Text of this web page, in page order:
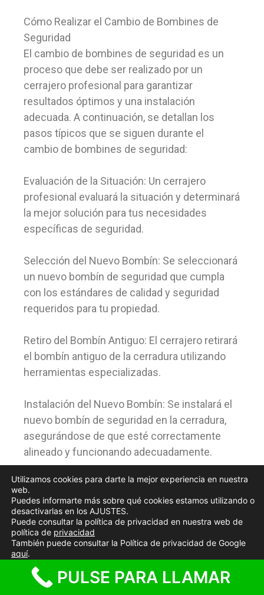
Cómo Realizar el Cambio de Bombines de
Seguridad
El cambio de bombines de seguridad es un
proceso que debe ser realizado por un
cerrajero profesional para garantizar
resultados óptimos y una instalación
adecuada. A continuación, se detallan los
pasos típicos que se siguen durante el
cambio de bombines de seguridad:
Evaluación de la Situación: Un cerrajero
profesional evaluará la situación y determinará
la mejor solución para tus necesidades
específicas de seguridad.
Selección del Nuevo Bombín: Se seleccionará
un nuevo bombín de seguridad que cumpla
con los estándares de calidad y seguridad
requeridos para tu propiedad.
Retiro del Bombín Antiguo: El cerrajero retirará
el bombín antiguo de la cerradura utilizando
herramientas especializadas.
Instalación del Nuevo Bombín: Se instalará el
nuevo bombín de seguridad en la cerradura,
asegurándose de que esté correctamente
alineado y funcionando adecuadamente.
Pruebas y Ajustes: Se realizarán pruebas
exhaustivas para garantizar que el nuevo
bombín de seguridad funcione correctamente
y se realizarán ajustes según sea necesario.
Entrega de Llaves: Se te proporcionarán
nuevas llaves o se reconfigurarán las
Utilizamos cookies para darte la mejor experiencia en nuestra
web.
Puedes informarte más sobre qué cookies estamos utilizando o
desactivarlas en los AJUSTES.
Puede consultar la política de privacidad en nuestra web de
política de privacidad
También puede consultar la Política de privacidad de Google
aquí.
Aceptar cookies Rechazar cookies Ajustes
PULSE PARA LLAMAR